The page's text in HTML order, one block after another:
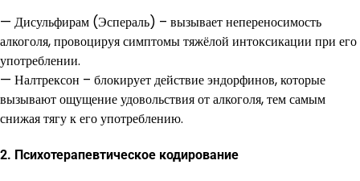
— Дисульфирам (Эспераль) – вызывает непереносимость
алкоголя, провоцируя симптомы тяжёлой интоксикации при его
употреблении.
— Налтрексон – блокирует действие эндорфинов, которые
вызывают ощущение удовольствия от алкоголя, тем самым
снижая тягу к его употреблению.
2. Психотерапевтическое кодирование